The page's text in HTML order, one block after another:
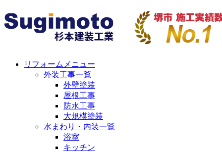
リフォームメニュー
外装工事一覧
外壁塗装
屋根工事
防水工事
大規模塗装
水まわり・内装一覧
浴室
キッチン